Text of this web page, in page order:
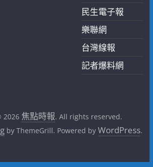
民生電子報
樂聯網
台灣線報
記者爆料網
2026 焦點時報. All rights reserved.
by ThemeGrill. Powered byWordPress.